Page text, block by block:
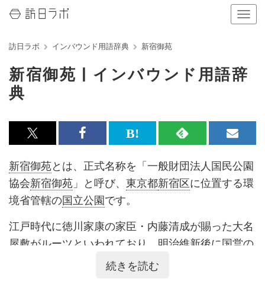
ナ
ビ
ョ
示
切
替
え
訪日ラボ インバウンド用語辞典 新宿御苑
新宿御苑 | インバウンド用語辞
典
x<br>
で
記
事
シ
ェ
Facebook<br>
で
記
事
シ
ェ
は
て
な
ブ
ク
マ
ー
RSS
で
記
事
購
読
メ
ル
マ
録
す
新宿御苑とは、正式名称を「一般財団法人国民公園
協会新宿御苑 」と呼び、 東京都新宿区に位置する環
境省管轄の国立公園です。
江戸時代に徳川家康の家臣・内藤清成が賜った大名
屋敷がルーツといわれており、明治維新後に国営の
農事試験場の創設、宮内省の御料地を経て、明治39
年(1906)に皇室庭園として誕生しました
続きを読む